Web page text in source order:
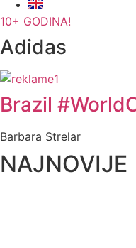
10+ GODINA!
Adidas
Brazil
Barbara Strelar
NAJNOVIJE